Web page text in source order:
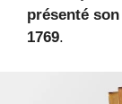
présenté
1769.